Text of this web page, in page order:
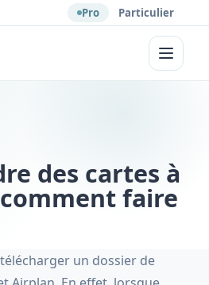
Pro Particulier
Menu
des cartes à
faire
un dossier de